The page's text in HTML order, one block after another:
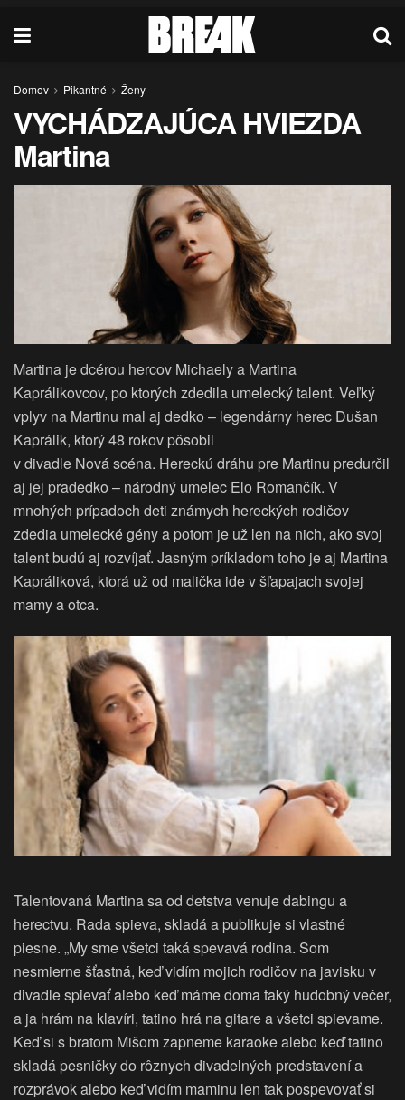
Domov Pikantné Ženy
VYCHÁDZAJÚCA HVIEZDA
Martina
Martina je dcérou hercov Michaely a Martina
Kaprálikovcov, po ktorých zdedila umelecký talent. Veľký
vplyv na Martinu mal aj dedko – legendárny herec Dušan
Kaprálik, ktorý 48 rokov pôsobil
v divadle Nová scéna. Hereckú dráhu pre Martinu predurčil
aj jej pradedko – národný umelec Elo Romančík. V
mnohých prípadoch deti známych hereckých rodičov
zdedia umelecké gény a potom je už len na nich, ako svoj
talent budú aj rozvíjať. Jasným príkladom toho je aj Martina
Kapráliková, ktorá už od malička ide v šľapajach svojej
mamy a otca.
Talentovaná Martina sa od detstva venuje dabingu a
herectvu. Rada spieva, skladá a publikuje si vlastné
piesne. „My sme všetci taká spevavá rodina. Som
nesmierne šťastná, keď vidím mojich rodičov na javisku v
divadle spievať alebo keď máme doma taký hudobný večer,
a ja hrám na klavíri, tatino hrá na gitare a všetci spievame.
Keď si s bratom Mišom zapneme karaoke alebo keď tatino
skladá pesničky do rôznych divadelných predstavení a
rozprávok alebo keď vidím maminu len tak pospevovať si